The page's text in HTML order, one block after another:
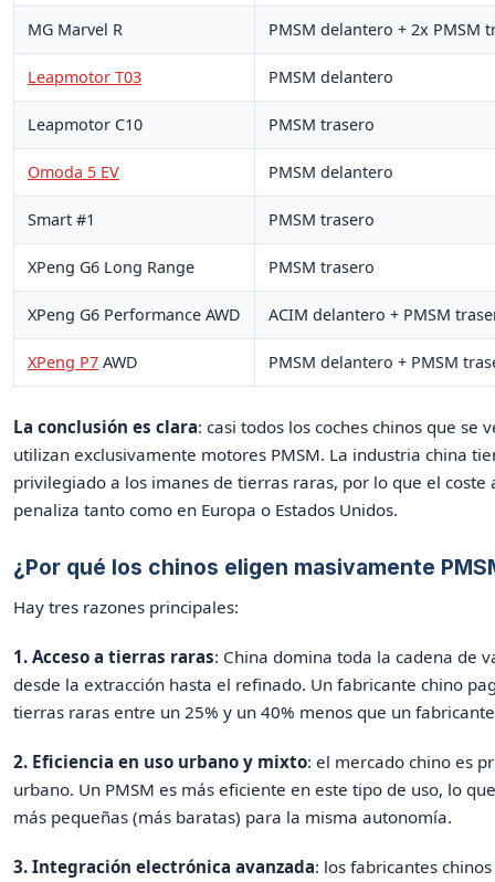
MG Marvel R PMSM delantero + 2x PMSM
Leapmotor T03 PMSM delantero
Leapmotor C10 PMSM trasero
Omoda 5 EV PMSM delantero
Smart #1 PMSM trasero
XPeng G6 Long Range PMSM trasero
XPeng G6 Performance AWD ACIM delantero + PMSM
XPeng P7 AWD PMSM delantero + PMSM
La conclusión es clara: casi todos los coches chinos que se
utilizan exclusivamente motores PMSM. La industria china
privilegiado a los imanes de tierras raras, por lo que el coste
penaliza tanto como en Europa o Estados Unidos.
¿Por qué los chinos eligen masivamente
Hay tres razones principales:
1. Acceso a tierras raras: China domina toda la cadena de
desde la extracción hasta el refinado. Un fabricante chino
tierras raras entre un 25% y un 40% menos que un
2. Eficiencia en uso urbano y mixto: el mercado chino es
urbano. Un PMSM es más eficiente en este tipo de uso, lo
más pequeñas (más baratas) para la misma autonomía.
3. Integración electrónica avanzada: los fabricantes